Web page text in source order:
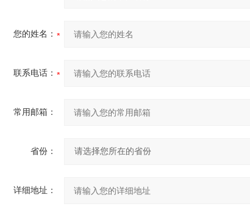
您的姓名：
联系电话：
常用邮箱：
省份：
详细地址：